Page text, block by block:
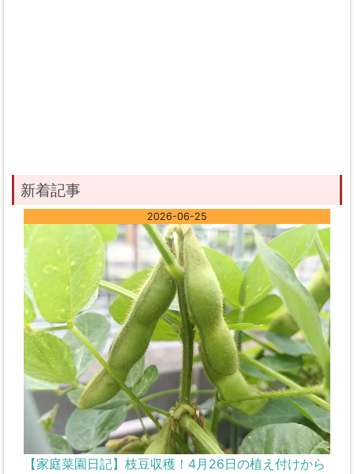
新着記事
2026-06-25
【家庭菜園日記】枝豆収穫！4月26日の植え付けから